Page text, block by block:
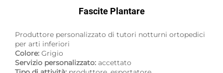
Fascite Plantare
Produttore personalizzato di tutori notturni ortopedici
per arti inferiori
Colore: Grigio
Servizio personalizzato: accettato